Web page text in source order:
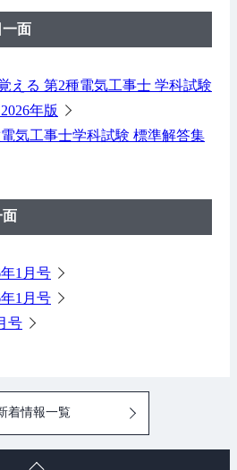
面
える 第2種電気工事士 学科試験
年版
気工事士学科試験 標準解答集
1月号
1月号
号
着情報一覧